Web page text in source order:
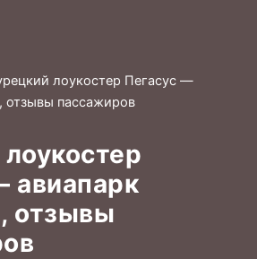
лоукостер Пегасус —
отзывы пассажиров
авиапарк
отзывы